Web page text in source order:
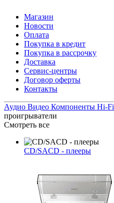
Магазин
Новости
Оплата
Покупка в кредит
Покупка в рассрочку
Доставка
Сервис-центры
Договор оферты
Контакты
Аудио Видео Компоненты Hi-Fi
проигрыватели
Смотреть все
CD/SACD - плееры